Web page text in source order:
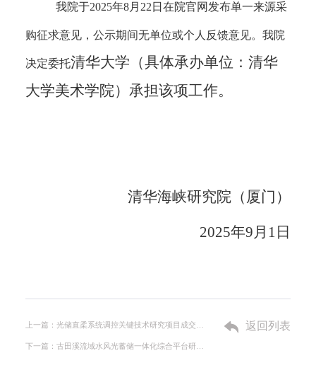
我院于2025年8月22日在院官网发布单一来源采
购征求意见，公示期间无单位或个人反馈意见。我院
决定委托清华大学（具体承办单位：清华
大学美术学院） 承担该项工作。
清华海峡研究院（厦门）
2025年9月1日
返回列表